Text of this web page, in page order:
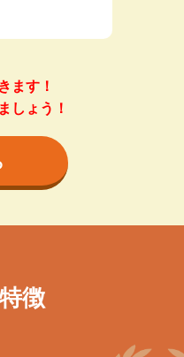
ます！
しょう！
徴